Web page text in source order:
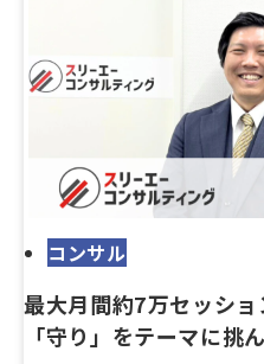
コンサル
最大月間約7万セッショ
「守り」をテーマに挑